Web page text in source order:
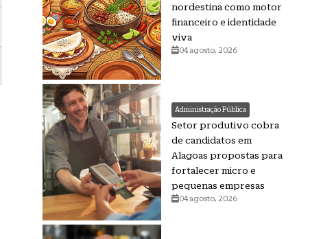
nordestina como motor
financeiro e identidade
viva
04 agosto, 2026
Administração Pública
Setor produtivo cobra
de candidatos em
Alagoas propostas para
fortalecer micro e
pequenas empresas
04 agosto, 2026